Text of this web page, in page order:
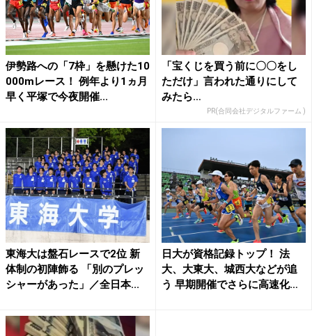
伊勢路への「7枠」を懸けた10
000mレース！ 例年より1ヵ月
早く平塚で今夜開催...
「宝くじを買う前に〇〇をし
ただけ」言われた通りにして
みたら…
PR(合同会社デジタルファーム )
東海大は盤石レースで2位 新
体制の初陣飾る 「別のプレッ
シャーがあった」／全日本...
日大が資格記録トップ！ 法
大、大東大、城西大などが追
う 早期開催でさらに高速化